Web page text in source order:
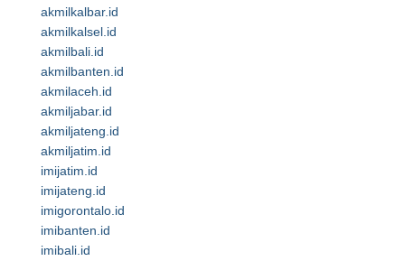
akmilkalbar.id
akmilkalsel.id
akmilbali.id
akmilbanten.id
akmilaceh.id
akmiljabar.id
akmiljateng.id
akmiljatim.id
imijatim.id
imijateng.id
imigorontalo.id
imibanten.id
imibali.id